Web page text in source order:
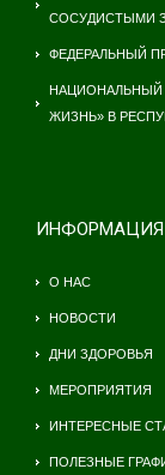
СОСУДИСТЫМИ
ФЕДЕРАЛЬНЫЙ
НАЦИОНАЛЬНЫЙ
ЖИЗНЬ» В
ИНФОРМАЦИЯ
О НАС
НОВОСТИ
ДНИ ЗДОРОВЬЯ
МЕРОПРИЯТИЯ
ИНТЕРЕСНЫЕ
ПОЛЕЗНЫЕ